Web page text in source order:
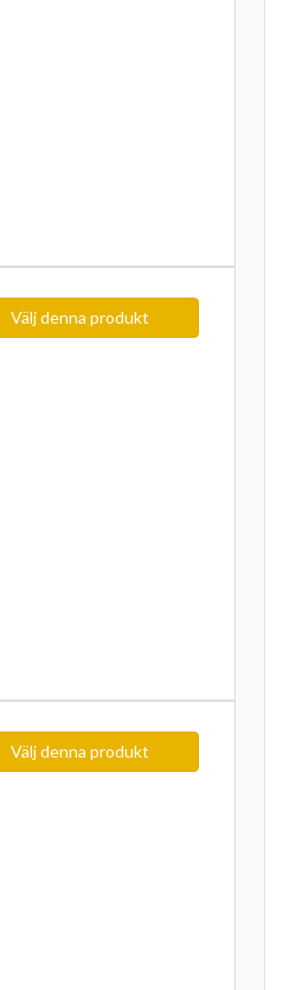
Välj denna produkt
Välj denna produkt